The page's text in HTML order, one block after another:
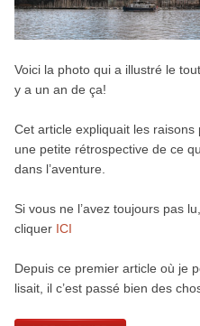
Voici la photo qui a illustré le
y a un an de ça!
Cet article expliquait les raisons
une petite rétrospective de ce
dans l’aventure.
Si vous ne l’avez toujours pas
cliquer ICI
Depuis ce premier article où je
lisait, il c’est passé bien des